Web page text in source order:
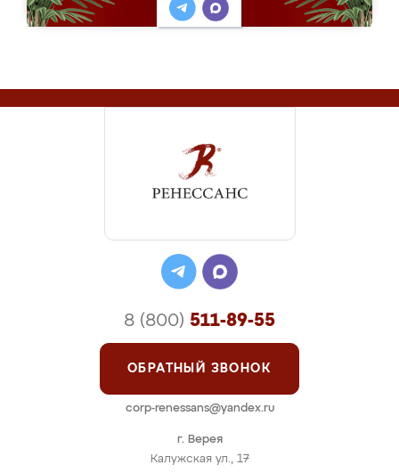
г. Верея
Калужская ул., 17
8 (800) 511-89-55
ОБРАТНЫЙ ЗВОНОК
corp-renessans@yandex.ru